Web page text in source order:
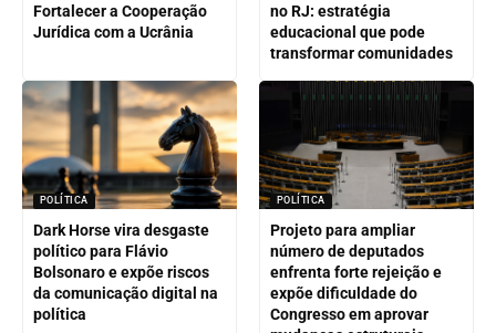
Fortalecer a Cooperação
Jurídica com a Ucrânia
no RJ: estratégia
educacional que pode
transformar comunidades
POLÍTICA
Dark Horse vira desgaste
político para Flávio
Bolsonaro e expõe riscos
da comunicação digital na
política
POLÍTICA
Projeto para ampliar
número de deputados
enfrenta forte rejeição e
expõe dificuldade do
Congresso em aprovar